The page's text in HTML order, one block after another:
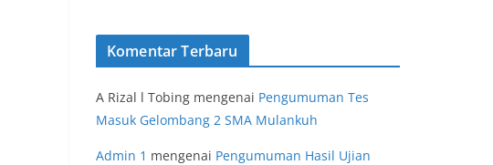
Komentar Terbaru
A Rizal l Tobing mengenai Pengumuman Tes
Masuk Gelombang 2 SMA Mulankuh
Admin 1 mengenai Pengumuman Hasil Ujian